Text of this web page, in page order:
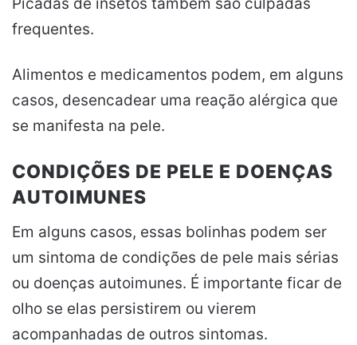
Picadas de insetos também são culpadas
frequentes.
Alimentos e medicamentos podem, em alguns
casos, desencadear uma reação alérgica que
se manifesta na pele.
CONDIÇÕES DE PELE E DOENÇAS
AUTOIMUNES
Em alguns casos, essas bolinhas podem ser
um sintoma de condições de pele mais sérias
ou doenças autoimunes. É importante ficar de
olho se elas persistirem ou vierem
acompanhadas de outros sintomas.